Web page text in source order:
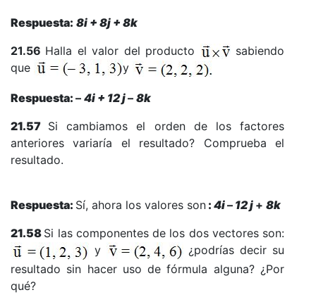
Respuesta: 8i + 8j + 8k
21.56 Halla el valor del producto
sabiendo
que
y
Respuesta: – 4i + 12 j– 8k
21.57 Si cambiamos el orden de los factores
anteriores variaría el resultado? Comprueba el
resultado.
Respuesta: Sí, ahora los valores son : 4i– 12 j + 8k
21.58 Si las componentes de los dos vectores son:
y
¿podrías decir su
resultado sin hacer uso de fórmula alguna? ¿Por
qué?